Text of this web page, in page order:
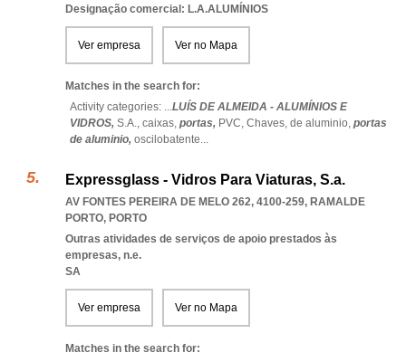
Designação comercial: L.A.ALUMÍNIOS
Ver empresa Ver no Mapa
Matches in the search for:
Activity categories: ...LUÍS DE ALMEIDA - ALUMÍNIOS E
VIDROS, S.A., caixas, portas, PVC, Chaves, de aluminio, portas
de aluminio, oscilobatente...
Expressglass - Vidros Para Viaturas, S.a.
AV FONTES PEREIRA DE MELO 262, 4100-259, RAMALDE
PORTO, PORTO
Outras atividades de serviços de apoio prestados às
empresas, n.e.
SA
Ver empresa Ver no Mapa
Matches in the search for: